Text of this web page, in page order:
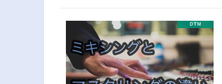
DTM